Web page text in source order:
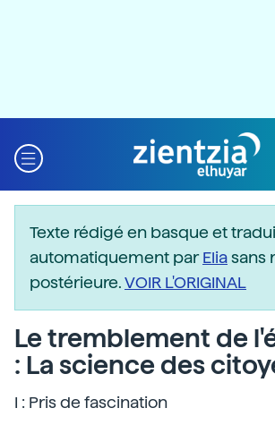
Texte rédigé en basque et
automatiquement parEliasans
postérieure.VOIR L'ORIGINAL
Le tremblement de
: La science des
I : Pris de fascination